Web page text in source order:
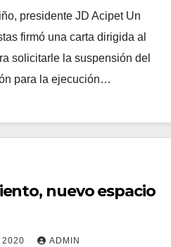
presidente JD Acipet Un
firmó una carta dirigida al
solicitarle la suspensión del
para la ejecución…
nuevo espacio
2020 ADMIN